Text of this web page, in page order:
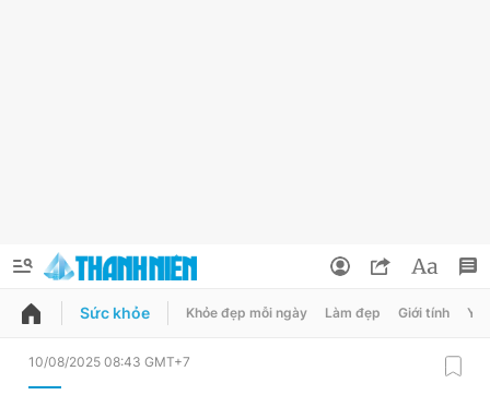
QUẢNG CÁO ĐẶT BÁO
Sức khỏe Khỏe đẹp mỗi ngày Làm đẹp Giới tính Y
10/08/2025 08:43 GMT+7